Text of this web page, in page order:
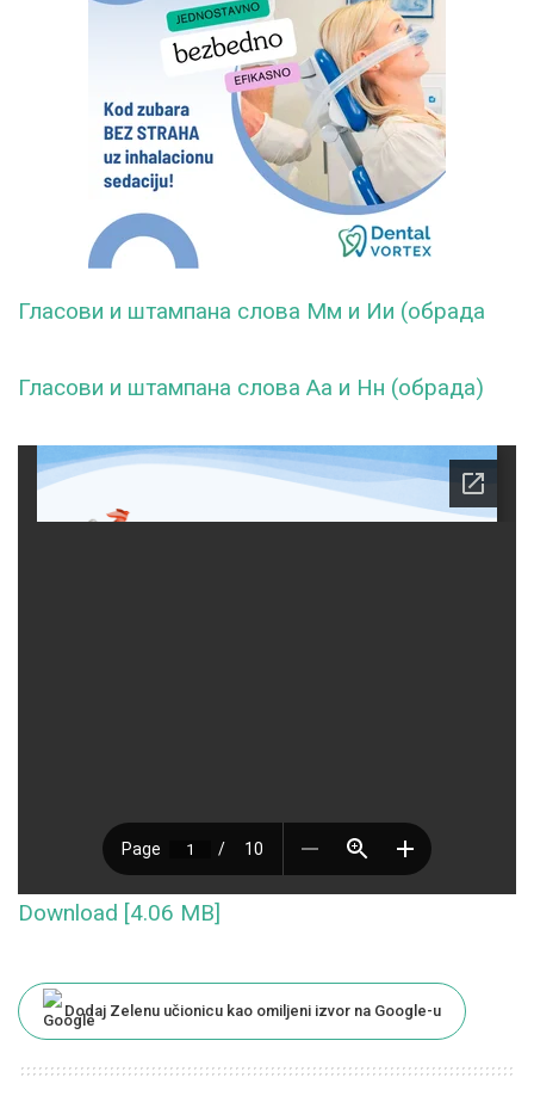
Гласови и штампана слова Мм и Ии (обрада
Гласови и штампана слова Аа и Нн (обрада)
Download [4.06 MB]
Dodaj Zelenu učionicu kao omiljeni izvor na Google-u